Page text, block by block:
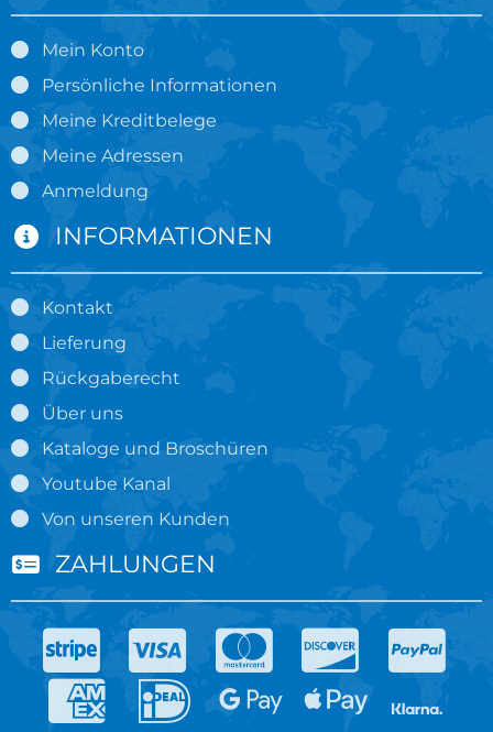
Mein Konto
Persönliche Informationen
Meine Kreditbelege
Meine Adressen
Anmeldung
INFORMATIONEN
Kontakt
Lieferung
Rückgaberecht
Über uns
Kataloge und Broschüren
Youtube Kanal
Von unseren Kunden
ZAHLUNGEN